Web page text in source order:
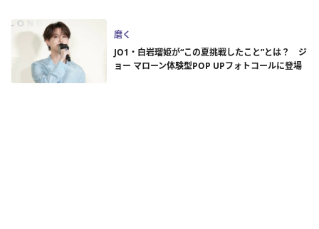
磨く
JO1・白岩瑠姫が“この夏挑戦したこと”とは？ ジ
ョー マローン体験型POP UPフォトコールに登場